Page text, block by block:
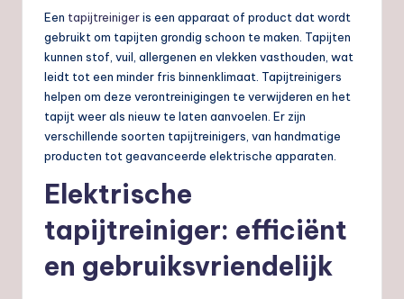
Een tapijtreinigeris een apparaat of product dat wordt
gebruikt om tapijten grondig schoon te maken. Tapijten
kunnen stof, vuil, allergenen en vlekken vasthouden, wat
leidt tot een minder fris binnenklimaat. Tapijtreinigers
helpen om deze verontreinigingen te verwijderen en het
tapijt weer als nieuw te laten aanvoelen. Er zijn
verschillende soorten tapijtreinigers, van handmatige
producten tot geavanceerde elektrische apparaten.
Elektrische
tapijtreiniger: efficiënt
en gebruiksvriendelijk